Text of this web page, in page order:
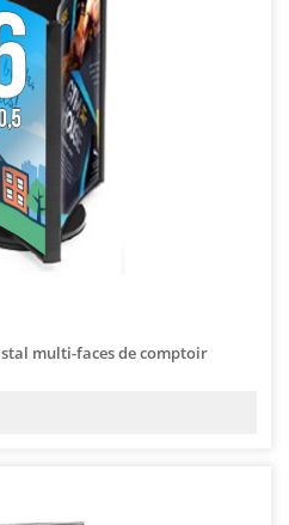
multi-faces de comptoir